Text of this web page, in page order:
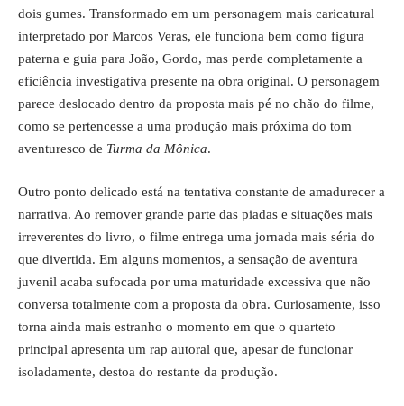
dois gumes. Transformado em um personagem mais caricatural
interpretado por Marcos Veras, ele funciona bem como figura
paterna e guia para João, Gordo, mas perde completamente a
eficiência investigativa presente na obra original. O personagem
parece deslocado dentro da proposta mais pé no chão do filme,
como se pertencesse a uma produção mais próxima do tom
aventuresco de Turma da Mônica.
Outro ponto delicado está na tentativa constante de amadurecer a
narrativa. Ao remover grande parte das piadas e situações mais
irreverentes do livro, o filme entrega uma jornada mais séria do
que divertida. Em alguns momentos, a sensação de aventura
juvenil acaba sufocada por uma maturidade excessiva que não
conversa totalmente com a proposta da obra. Curiosamente, isso
torna ainda mais estranho o momento em que o quarteto
principal apresenta um rap autoral que, apesar de funcionar
isoladamente, destoa do restante da produção.